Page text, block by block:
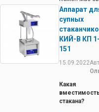
https://
Аппарат
супных
КИЙ-В КП 1-
151
15.09.2022
Какая
стакана?